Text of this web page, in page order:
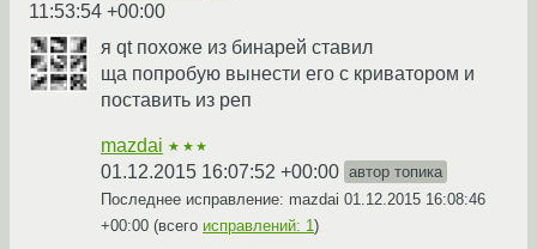
11:53:54 +00:00
я qt похоже из бинарей ставил
ща попробую вынести его с криватором и
поставить из реп
mazdai ★★★
01.12.2015 16:07:52 +00:00 автор топика
Последнее исправление: mazdai 01.12.2015 16:08:46
+00:00 (всего исправлений: 1)